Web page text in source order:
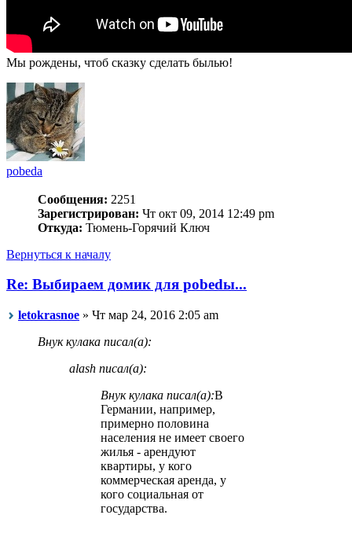
Мы рождены, чтоб сказку сделать былью!
pobeda
Сообщения: 2251
Зарегистрирован: Чт окт 09, 2014 12:49 pm
Откуда: Тюмень-Горячий Ключ
Вернуться к началу
Re: Выбираем домик для pobedы...
letokrasnoe » Чт мар 24, 2016 2:05 am
Внук кулака писал(а):
alash писал(а):
Внук кулака писал(а):В
Германии, например,
примерно половина
населения не имеет своего
жилья - арендуют
квартиры, у кого
коммерческая аренда, у
кого социальная от
государства.